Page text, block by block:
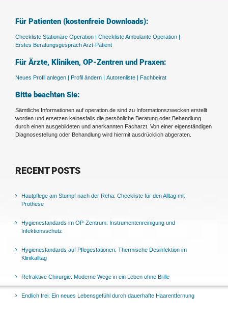
Für Patienten (kostenfreie Downloads):
Checkliste Stationäre Operation | Checkliste Ambulante Operation |
Erstes Beratungsgespräch Arzt-Patient
Für Ärzte, Kliniken, OP-Zentren und Praxen:
Neues Profil anlegen | Profil ändern | Autorenliste | Fachbeirat
Bitte beachten Sie:
Sämtliche Informationen auf operation.de sind zu Informationszwecken erstellt
worden und ersetzen keinesfalls die persönliche Beratung oder Behandlung
durch einen ausgebildeten und anerkannten Facharzt. Von einer eigenständigen
Diagnosestellung oder Behandlung wird hiermit ausdrücklich abgeraten.
RECENT POSTS
Hautpflege am Stumpf nach der Reha: Checkliste für den Alltag mit
Prothese
Hygienestandards im OP-Zentrum: Instrumentenreinigung und
Infektionsschutz
Hygienestandards auf Pflegestationen: Thermische Desinfektion im
Klinikalltag
Refraktive Chirurgie: Moderne Wege in ein Leben ohne Brille
Endlich frei: Ein neues Lebensgefühl durch dauerhafte Haarentfernung